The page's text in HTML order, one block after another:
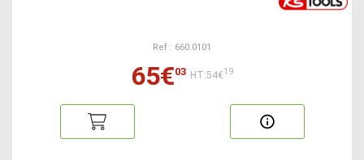
Ref : 660.0101
65€03 HT:54€19